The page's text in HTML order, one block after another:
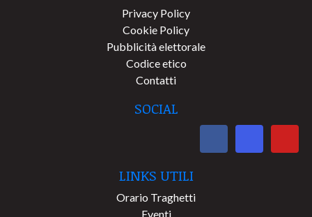
Privacy Policy
Cookie Policy
Pubblicità elettorale
Codice etico
Contatti
SOCIAL
LINKS UTILI
Orario Traghetti
Eventi